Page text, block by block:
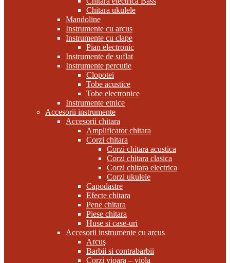
Chitara ukulele
Mandoline
Instrumente cu arcus
Instrumente cu clape
Pian electronic
Instrumente de suflat
Instrumente percutie
Clopotei
Tobe acustice
Tobe electronice
Instrumente etnice
Accesorii instrumente
Accesorii chitara
Amplificator chitara
Corzi chitara
Corzi chitara acustica
Corzi chitara clasica
Corzi chitara electrica
Corzi ukulele
Capodastre
Efecte chitara
Pene chitara
Piese chitara
Huse si case-uri
Accesorii instrumente cu arcus
Arcuş
Barbii si contrabarbii
Corzi vioara – viola